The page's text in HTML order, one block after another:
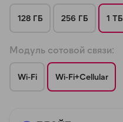
128 ГБ 256 ГБ 1 ТБ
Модуль сотовой связи:
Wi-Fi Wi-Fi+Cellular